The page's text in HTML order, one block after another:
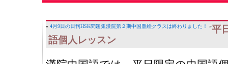
« 4月9日の日刊HSK問題集漢院第２期中国墨絵クラスは終わりました！ »平
語個人レッスン